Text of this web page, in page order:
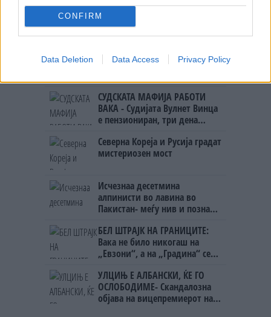
CONFIRM
Data Deletion Data Access Privacy Policy
ништо, освен за кеш
ПРЕДУПРЕДЕНИ СЕ: „Бугарија
итно ја преиспитува својата
одлука“
ТЕМПЕРАТУРАТА ВО СРЕДА ЌЕ
БИДЕ ЗА НА ЛЕКАР, а потоа...
СУДСКАТА МАФИЈА РАБОТИ
ВАКА - Судијата Вулнет Винца
е пензиониран, три дена
на бизнисменот Марковски
Северна Кореја и Русија градат
мистериозен мост
Исчезнаа десетмина
алпинисти во лавина во
Пакистан- меѓу нив и познат
БЕЛ ШТРАЈК НА ГРАНИЦИТЕ:
Вака не било никогаш на
„Евзони“, а на „Градина“ се
УЛЦИЊ Е АЛБАНСКИ, ЌЕ ГО
ОСЛОБОДИМЕ- Скандалозна
објава на вицепремиерот на